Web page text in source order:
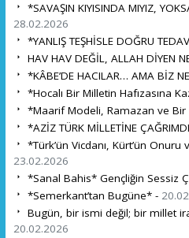
*SAVAŞIN KIYISINDA MIYIZ,
28.02.2026
*YANLIŞ TEŞHİSLE DOĞRU
HAV HAV DEĞİL, ALLAH DİYEN
*KÂBE’DE HACILAR… AMA BİZ
*Hocalı Bir Milletin Hafızasına
*Maarif Modeli, Ramazan ve Bir
*AZİZ TÜRK MİLLETİNE
*Türk’ün Vicdanı, Kürt’ün
23.02.2026
*Sanal Bahis* Gençliğin Sessiz
*Semerkant’tan Bugüne* -
Bugün, bir ismi değil; bir millet
20.02.2026